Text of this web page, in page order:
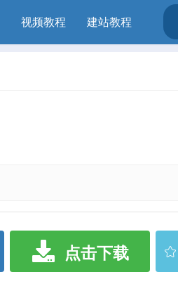
视频教程 建站教程
点击下载